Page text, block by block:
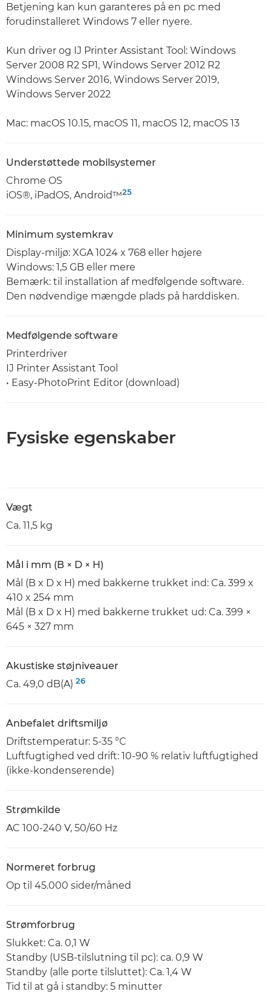
Betjening kan kun garanteres på en pc med
forudinstalleret Windows 7 eller nyere.
Kun driver og IJ Printer Assistant Tool: Windows
Server 2008 R2 SP1, Windows Server 2012 R2
Windows Server 2016, Windows Server 2019,
Windows Server 2022
Mac: macOS 10.15, macOS 11, macOS 12, macOS 13
Understøttede mobilsystemer
Chrome OS
iOS®, iPadOS, Android™25
Minimum systemkrav
Display-miljø: XGA 1024 x 768 eller højere
Windows: 1,5 GB eller mere
Bemærk: til installation af medfølgende software.
Den nødvendige mængde plads på harddisken.
Medfølgende software
Printerdriver
IJ Printer Assistant Tool
• Easy-PhotoPrint Editor (download)
Fysiske egenskaber
Vægt
Ca. 11,5 kg
Mål i mm (B × D × H)
Mål (B x D x H) med bakkerne trukket ind: Ca. 399 x
410 x 254 mm
Mål (B x D x H) med bakkerne trukket ud: Ca. 399 ×
645 × 327 mm
Akustiske støjniveauer
Ca. 49,0 dB(A) 26
Anbefalet driftsmiljø
Driftstemperatur: 5-35 °C
Luftfugtighed ved drift: 10-90 % relativ luftfugtighed
(ikke-kondenserende)
Strømkilde
AC 100-240 V, 50/60 Hz
Normeret forbrug
Op til 45.000 sider/måned
Strømforbrug
Slukket: Ca. 0,1 W
Standby (USB-tilslutning til pc): ca. 0,9 W
Standby (alle porte tilsluttet): Ca. 1,4 W
Tid til at gå i standby: 5 minutter